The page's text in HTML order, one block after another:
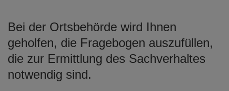
Bei der Ortsbehörde wird Ihnen
geholfen, die Fragebogen auszufüllen,
die zur Ermittlung des Sachverhaltes
notwendig sind.